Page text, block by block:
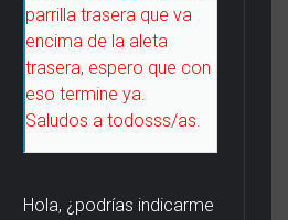
parrilla trasera que va
encima de la aleta
trasera, espero que con
eso termine ya.
Saludos a todosss/as.
Hola, ¿podrías indicarme